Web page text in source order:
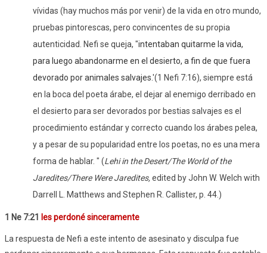
vívidas (hay muchos más por venir) de la vida en otro mundo,
pruebas pintorescas, pero convincentes de su propia
autenticidad. Nefi se queja, "intentaban quitarme la vida,
para luego abandonarme en el desierto, a fin de que fuera
devorado por animales salvajes.'(1 Nefi 7:16), siempre está
en la boca del poeta árabe, el dejar al enemigo derribado en
el desierto para ser devorados por bestias salvajes es el
procedimiento estándar y correcto cuando los árabes pelea,
y a pesar de su popularidad entre los poetas, no es una mera
forma de hablar." (Lehi in the Desert/The World of the
Jaredites/There Were Jaredites,edited by John W. Welch with
Darrell L. Matthews and Stephen R. Callister, p. 44.)
1 Ne 7:21 les perdoné sinceramente
La respuesta de Nefi a este intento de asesinato y disculpa fue